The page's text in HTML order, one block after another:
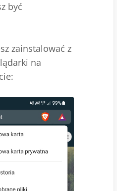
być
zainstalować z
na